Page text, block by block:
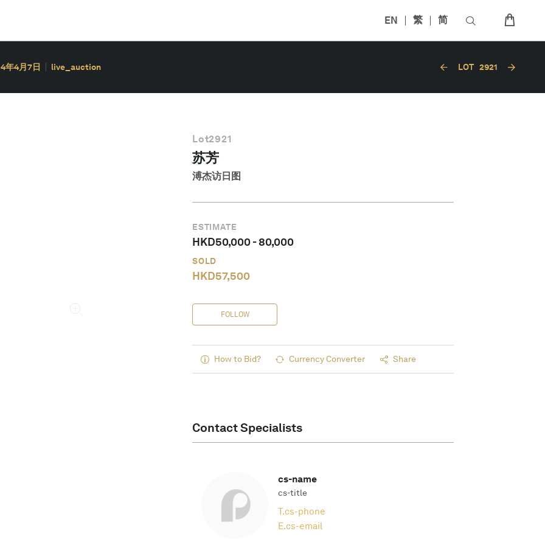
EN 繁 简
年4月7日 live_auction LOT 2921
Lot2921
苏芳
溥杰访日图
ESTIMATE
HKD50,000-80,000
SOLD
HKD57,500
FOLLOW
How to Bid? Currency Converter Share
Contact Specialists
cs-name
cs-title
T.cs-phone
E.cs-email